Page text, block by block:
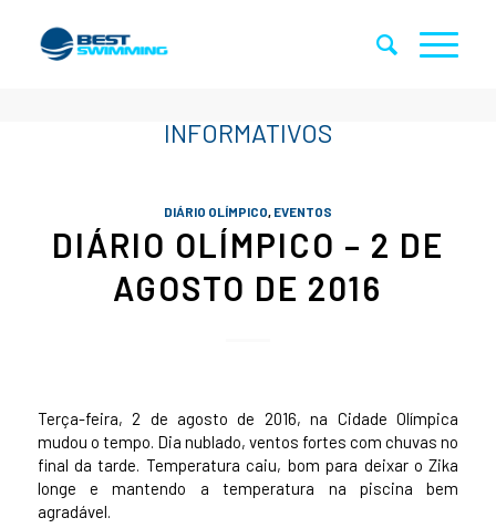
DIÁRIO OLÍMPICO, EVENTOS
DIÁRIO OLÍMPICO – 2 DE
AGOSTO DE 2016
Terça-feira, 2 de agosto de 2016, na Cidade Olímpica
mudou o tempo. Dia nublado, ventos fortes com chuvas no
final da tarde. Temperatura caiu, bom para deixar o Zika
longe e mantendo a temperatura na piscina bem
agradável.